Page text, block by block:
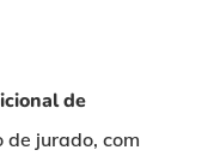
de
de jurado, com